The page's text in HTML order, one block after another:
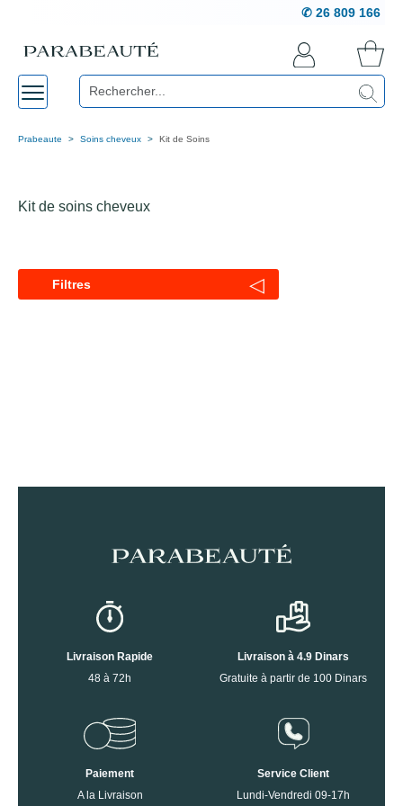
✆ 26 809 166
Prabeaute Soins cheveux Kit de Soins
Kit de soins cheveux
Filtres ◁
Livraison Rapide
48 à 72h
Livraison à 4.9 Dinars
Gratuite à partir de 100 Dinars
Paiement
A la Livraison
Service Client
Lundi-Vendredi 09-17h